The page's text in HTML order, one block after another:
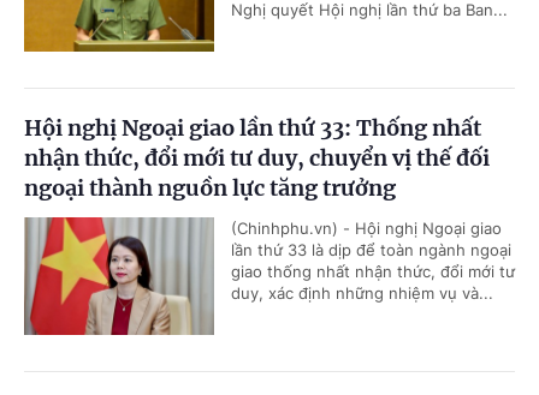
Nghị quyết Hội nghị lần thứ ba Ban...
Hội nghị Ngoại giao lần thứ 33: Thống nhất
nhận thức, đổi mới tư duy, chuyển vị thế đối
ngoại thành nguồn lực tăng trưởng
(Chinhphu.vn) - Hội nghị Ngoại giao
lần thứ 33 là dịp để toàn ngành ngoại
giao thống nhất nhận thức, đổi mới tư
duy, xác định những nhiệm vụ và...